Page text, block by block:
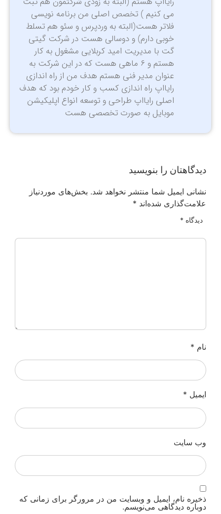
می کنیم ) تخصص اصلی من برنامه نویسی
فلاتر هست(البته به وردپرس و سئو هم تسلط
خوبی دارم) و دوسالی هست در شرکت گیتی
گت با مدیریت امید کربلایی مشغول به کار
هستم و ۶ ماهی هست که در این شرکت به
عنوان مدیر فنی هستم هدف من از راه اندازی
رایااپ راه اندازی کسب و کار خودم بود که هدف
اصلی رایااپ طراحی و توسعه انواع اپلیکیشن
موبایل به صورت تخصصی هست
دیدگاهتان را بنویسید
نشانی ایمیل شما منتشر نخواهد شد. بخش‌های موردنیاز
علامت‌گذاری شده‌اند *
دیدگاه *
نام *
ایمیل *
وب‌ سایت
ذخیره نام، ایمیل و وبسایت من در مرورگر برای زمانی که
دوباره دیدگاهی می‌نویسم.